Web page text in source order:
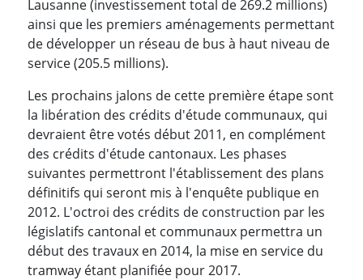
Lausanne (investissement total de 269.2 millions)
ainsi que les premiers aménagements permettant
de développer un réseau de bus à haut niveau de
service (205.5 millions).
Les prochains jalons de cette première étape sont
la libération des crédits d'étude communaux, qui
devraient être votés début 2011, en complément
des crédits d'étude cantonaux. Les phases
suivantes permettront l'établissement des plans
définitifs qui seront mis à l'enquête publique en
2012. L'octroi des crédits de construction par les
législatifs cantonal et communaux permettra un
début des travaux en 2014, la mise en service du
tramway étant planifiée pour 2017.